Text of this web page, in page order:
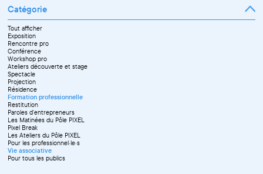
Catégorie
Tout afficher
Exposition
Rencontre pro
Conférence
Workshop pro
Ateliers découverte et stage
Spectacle
Projection
Résidence
Formation professionnelle
Restitution
Paroles d'entrepreneurs
Les Matinées du Pôle PIXEL
Pixel Break
Les Ateliers du Pôle PIXEL
Pour les professionnel·le·s
Vie associative
Pour tous les publics